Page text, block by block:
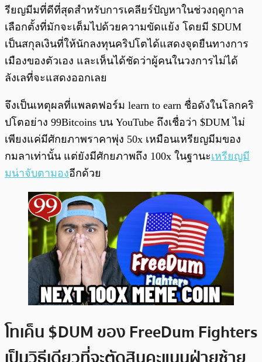
รียญมีมที่ดีที่สุดสำหรับการเคลียร์ปัญหาในช่วงฤดูกาล
เลือกตั้งที่มักจะเต็มไปด้วยความขัดแย้ง โดยมี $DUM
เป็นสกุลเงินที่ให้นักลงทุนคริปโตได้แสดงจุดยืนทางการ
เมืองของตัวเอง และเห็นได้ชัดว่าผู้คนในวงการไม่ได้
ลังเลที่จะแสดงออกเลย
จึงเป็นเหตุผลที่แพลตฟอร์ม learn to earn ชื่อดังในโลกคริ
ปโตอย่าง 99Bitcoins บน YouTube ถึงเชื่อว่า $DUM ไม่
เพียงแค่มีศักยภาพราคาพุ่ง 50x เหมือนเหรียญมีมของ
กมลาเท่านั้น แต่ยังมีศักยภาพถึง 100x ในฐานะเหรียญมี
มน่าจับตามองอีกด้วย
โทเค็น $DUM ของ FreeDum Fighters